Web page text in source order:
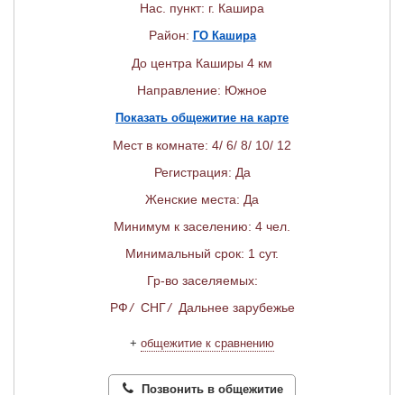
Нас. пункт: г. Кашира
Район: ГО Кашира
До центра Каширы 4 км
Направление: Южное
Показать общежитие на карте
Мест в комнате: 4/ 6/ 8/ 10/ 12
Регистрация: Да
Женские места: Да
Минимум к заселению: 4 чел.
Минимальный срок: 1 сут.
Гр-во заселяемых:
РФ/ СНГ/ Дальнее зарубежье
+ общежитие к сравнению
Позвонить в общежитие